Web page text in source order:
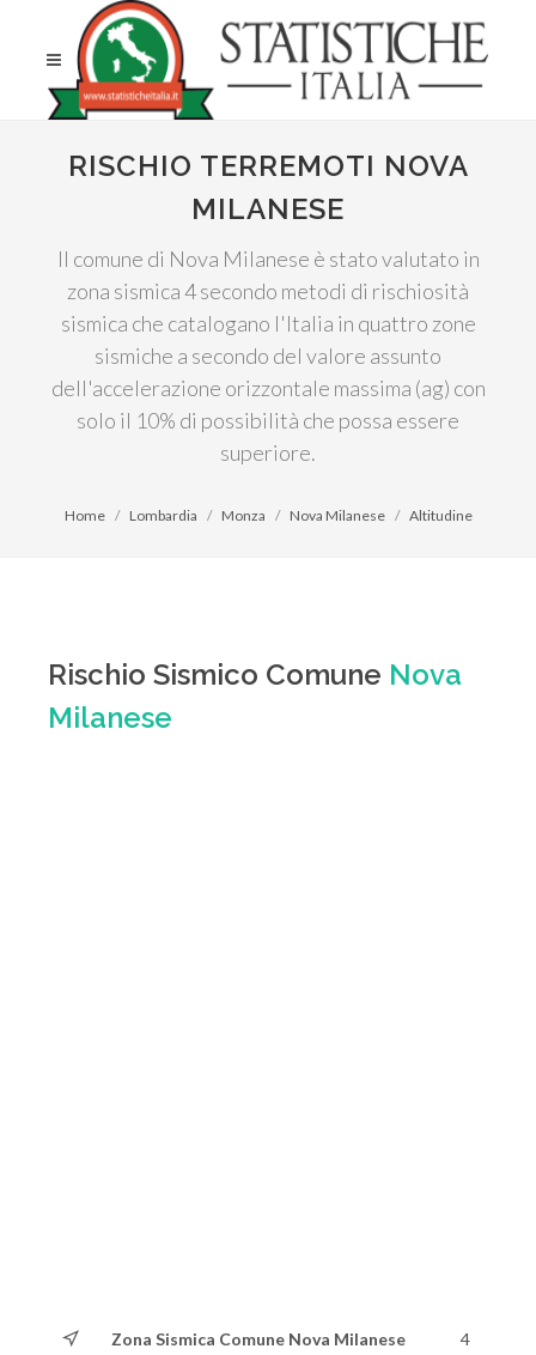
RISCHIO TERREMOTI NOVA
MILANESE
Il comune di Nova Milanese è stato valutato in
zona sismica 4 secondo metodi di rischiosità
sismica che catalogano l'Italia in quattro zone
sismiche a secondo del valore assunto
dell'accelerazione orizzontale massima (ag) con
solo il 10% di possibilità che possa essere
superiore.
Home Lombardia Monza Nova Milanese Altitudine
Rischio Sismico Comune Nova
Milanese
Zona Sismica Comune Nova Milanese 4